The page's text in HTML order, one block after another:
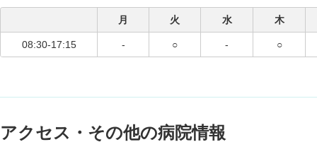
月 火 水 木
08:30-17:15 - ○ - ○
アクセス・その他の病院情報